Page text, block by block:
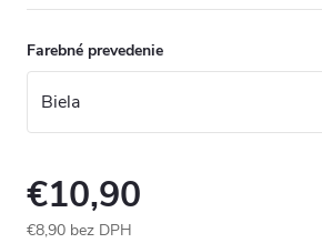
Farebné prevedenie
€10,90
€8,90 bez DPH